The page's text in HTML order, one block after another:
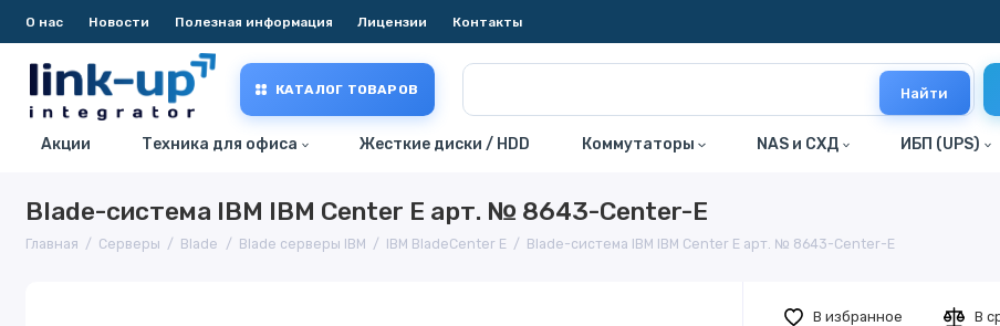
О нас Новости Полезная информация Лицензии Контакты
КАТАЛОГ ТОВАРОВ Найти
Акции Техника для офиса Жесткие диски / HDD Коммутаторы NAS и СХД ИБП (UPS)
Blade-система IBM IBM Center E арт. № 8643-Center-E
Главная Серверы Blade Blade серверы IBM IBM BladeCenter E Blade-система IBM IBM Center E арт. № 8643-Center-E
В избранное В